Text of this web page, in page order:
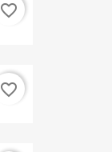
favorite_border
favorite_border